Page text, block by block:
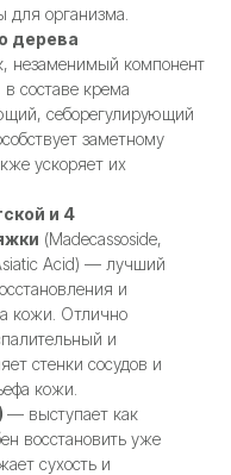
для организма.
дерева
незаменимый компонент
составе крема
себорегулирующий
заметному
ускоряет их
и 4
(Madecassoside,
Acid) — лучший
и
кожи. Отлично
и
стенки сосудов и
кожи.
— выступает как
восстановить уже
сухость и